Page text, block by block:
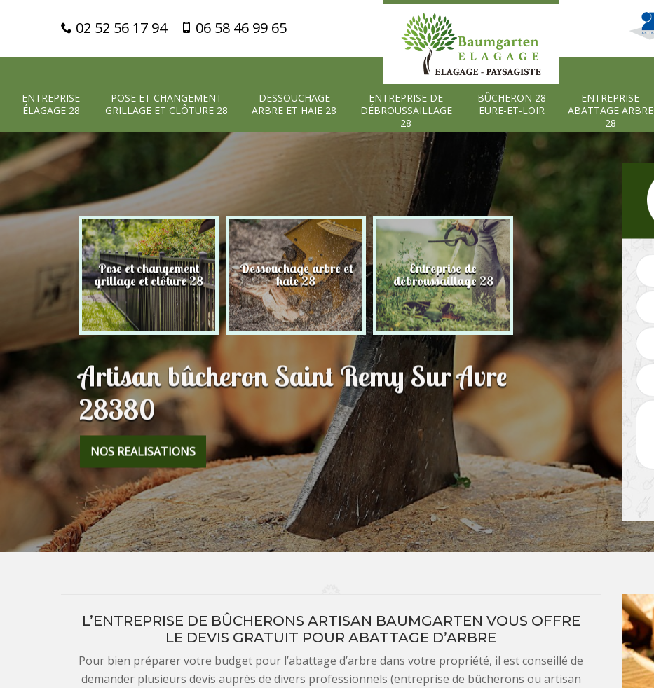
02 52 56 17 94 06 58 46 99 65
ENTREPRISE
ÉLAGAGE 28
POSE ET CHANGEMENT
GRILLAGE ET CLÔTURE 28
DESSOUCHAGE
ARBRE ET HAIE 28
ENTREPRISE DE
DÉBROUSSAILLAGE
28
BÛCHERON 28
EURE-ET-LOIR
ENTREPRISE
ABATTAGE ARBRE
28
28 Pose et changement
grillage et clôture 28
Dessouchage arbre et
haie 28
Entreprise de
débroussaillage 28
Bûcheron 28 Eure-et-
Loir
Artisan bûcheron Saint Remy Sur Avre
28380
NOS REALISATIONS
L’ENTREPRISE DE BÛCHERONS ARTISAN BAUMGARTEN VOUS OFFRE
LE DEVIS GRATUIT POUR ABATTAGE D’ARBRE
Pour bien préparer votre budget pour l’abattage d’arbre dans votre propriété, il est conseillé de
demander plusieurs devis auprès de divers professionnels (entreprise de bûcherons ou artisan